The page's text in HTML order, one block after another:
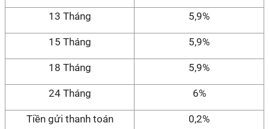
13 Tháng 5,9%
15 Tháng 5,9%
18 Tháng 5,9%
24 Tháng 6%
Tiền gửi thanh toán 0,2%